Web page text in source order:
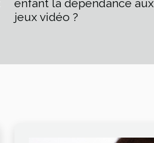
enfant la dépendance aux
jeux vidéo ?